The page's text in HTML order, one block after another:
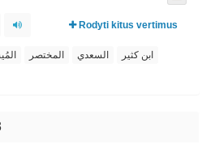
Rodyti kitus vertimus
المختصر السعدي
ابن كثير